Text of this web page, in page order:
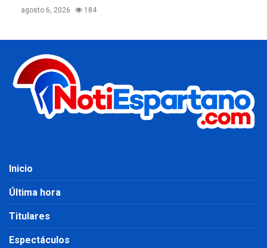
agosto 6, 2026 184
Inicio
Última hora
Titulares
Espectáculos